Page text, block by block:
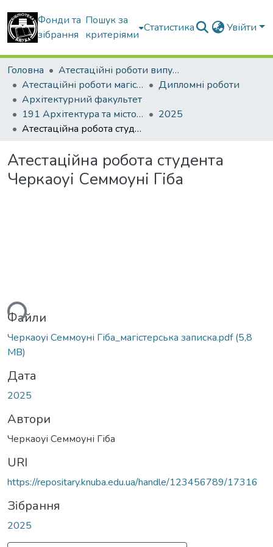
Фонди та
зібрання
Пошук за
критеріями
Статистика Увійти
Головна
Атестаційні роботи випускників
Атестаційні роботи магістрів
Дипломні роботи
Архітектурний факультет
191 Архітектура та містобудування. Дизайн архітектурного середовища
2025
Атестаційна робота студента Черкаоуі Семмоуні Гіба
Атестаційна робота студента
Черкаоуі Семмоуні Гіба
Файли
Черкаоуі Семмоуні Гіба_магістерська записка.pdf(5,8
MB)
Дата
2025
Автори
Черкаоуі Семмоуні Гіба
URI
https://repositary.knuba.edu.ua/handle/123456789/17316
Зібрання
2025